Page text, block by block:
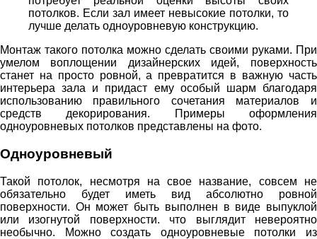
потолков. Если зал имеет невысокие потолки, то
лучше делать одноуровневую конструкцию.
Монтаж такого потолка можно сделать своими руками. При
умелом воплощении дизайнерских идей, поверхность
станет на просто ровной, а превратится в важную часть
интерьера зала и придаст ему особый шарм благодаря
использованию правильного сочетания материалов и
средств декорирования. Примеры оформления
одноуровневых потолков представлены на фото.
Одноуровневый
Такой потолок, несмотря на свое название, совсем не
обязательно будет иметь вид абсолютно ровной
поверхности. Он может быть выполнен в виде выпуклой
или изогнутой поверхности. что выглядит невероятно
необычно. Можно создать одноуровневые потолки из